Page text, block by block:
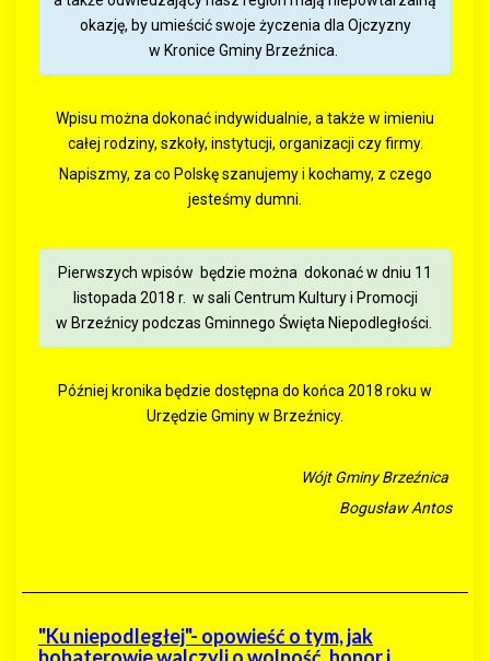
okazję, by umieścić swoje życzenia dla Ojczyzny
w Kronice Gminy Brzeźnica.
Wpisu można dokonać indywidualnie, a także w imieniu
całej rodziny, szkoły, instytucji, organizacji czy firmy.
Napiszmy, za co Polskę szanujemy i kochamy, z czego
jesteśmy dumni.
Pierwszych wpisów będzie można dokonać w dniu 11
listopada 2018 r. w sali Centrum Kultury i Promocji
w Brzeźnicy podczas Gminnego Święta Niepodległości.
Później kronika będzie dostępna do końca 2018 roku w
Urzędzie Gminy w Brzeźnicy.
Wójt Gminy Brzeźnica
Bogusław Antos
"Ku niepodległej"- opowieść o tym, jak